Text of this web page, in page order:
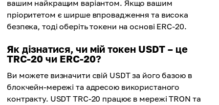
вашим найкращим варіантом. Якщо вашим
пріоритетом є ширше впровадження та висока
безпека, тоді оберіть токени на основі ERC-20.
Як дізнатися, чи мій токен USDT – це
TRC-20 чи ERC-20?
Ви можете визначити свій USDT за його базою в
блокчейн-мережі та адресою використаного
контракту. USDT TRC-20 працює в мережі TRON та